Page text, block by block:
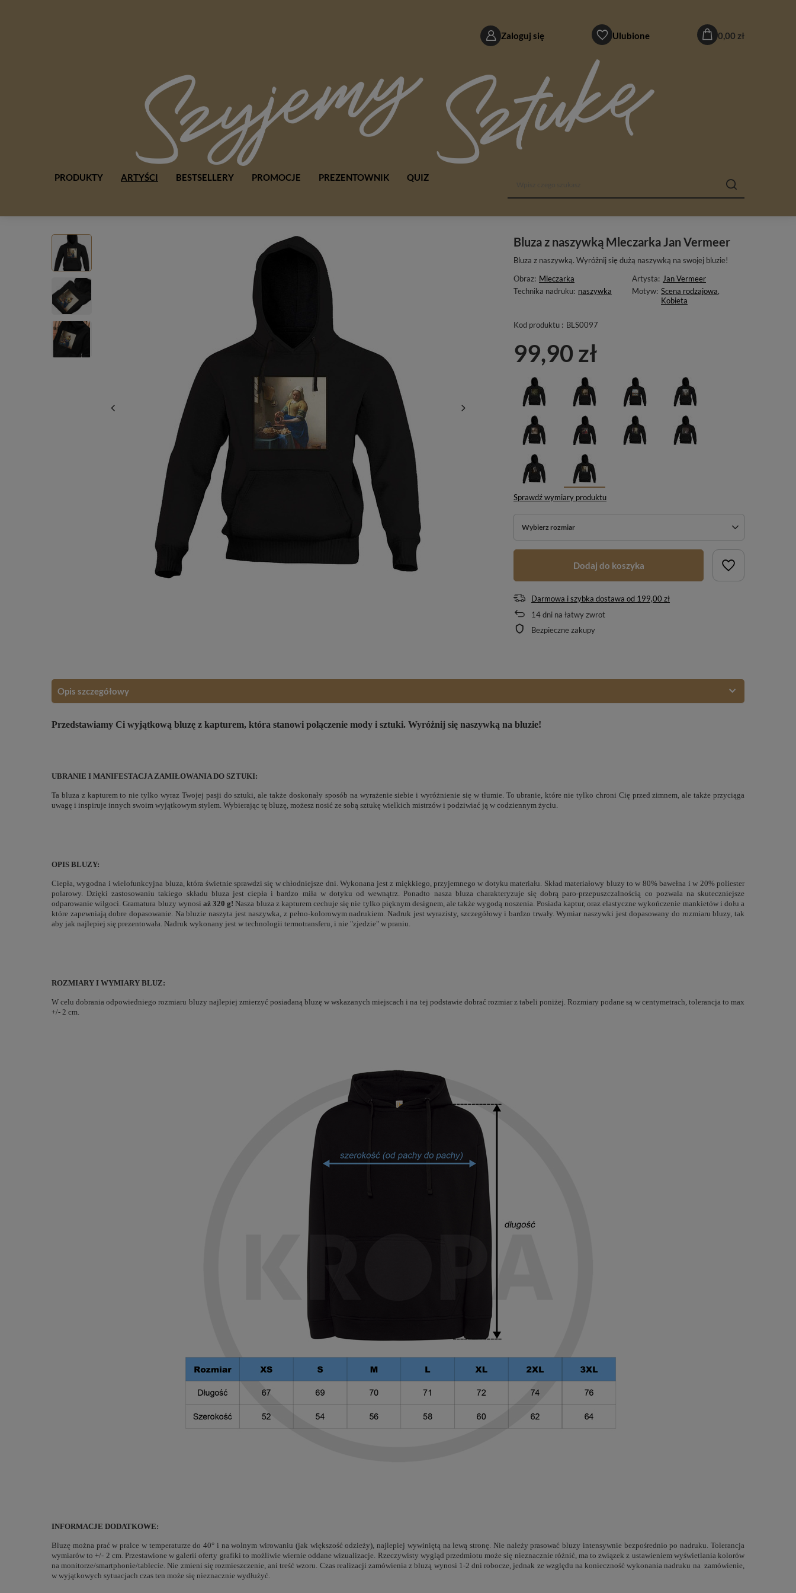
Zaloguj się Ulubione 0,00 zł
PRODUKTY ARTYŚCI BESTSELLERY PROMOCJE PREZENTOWNIK QUIZ
Bluza z naszywką Mleczarka Jan Vermeer
Bluza z naszywką. Wyróżnij się dużą naszywką na swojej bluzie!
Obraz: Mleczarka Artysta: Jan Vermeer
Technika nadruku: naszywka Motyw: Scena rodzajowa,
Kobieta
Kod produktu : BLS0097
99,90 zł
Sprawdź wymiary produktu
Wybierz rozmiar
Dodaj do koszyka
Darmowa i szybka dostawa od 199,00 zł
14dni na łatwy zwrot
Bezpieczne zakupy
Opis szczegółowy
Przedstawiamy Ci wyjątkową bluzę z kapturem, która stanowi połączenie mody i sztuki. Wyróżnij się naszywką na bluzie!
UBRANIE I MANIFESTACJA ZAMIŁOWANIA DO SZTUKI:
Ta bluza z kapturem to nie tylko wyraz Twojej pasji do sztuki, ale także doskonały sposób na wyrażenie siebie i wyróżnienie się w tłumie. To ubranie, które nie tylko chroni Cię przed zimnem, ale także przyciąga
uwagę i inspiruje innych swoim wyjątkowym stylem. Wybierając tę bluzę, możesz nosić ze sobą sztukę wielkich mistrzów i podziwiać ją w codziennym życiu.
OPIS BLUZY:
Ciepła, wygodna i wielofunkcyjna bluza, która świetnie sprawdzi się w chłodniejsze dni. Wykonana jest z miękkiego, przyjemnego w dotyku materiału. Skład materiałowy bluzy to w 80% bawełna i w 20% poliester
polarowy. Dzięki zastosowaniu takiego składu bluza jest ciepła i bardzo miła w dotyku od wewnątrz. Ponadto nasza bluza charakteryzuje się dobrą paro-przepuszczalnością co pozwala na skuteczniejsze
odparowanie wilgoci. Gramatura bluzy wynosi aż 320 g!Nasza bluza z kapturem cechuje się nie tylko pięknym designem, ale także wygodą noszenia. Posiada kaptur, oraz elastyczne wykończenie mankietów i dołu a
które zapewniają dobre dopasowanie. Na bluzie naszyta jest naszywka, z pełno-kolorowym nadrukiem. Nadruk jest wyrazisty, szczegółowy i bardzo trwały. Wymiar naszywki jest dopasowany do rozmiaru bluzy, tak
aby jak najlepiej się prezentowała. Nadruk wykonany jest w technologii termotransferu, i nie "zjedzie" w praniu.
ROZMIARY I WYMIARY BLUZ:
W celu dobrania odpowiedniego rozmiaru bluzy najlepiej zmierzyć posiadaną bluzę w wskazanych miejscach i na tej podstawie dobrać rozmiar z tabeli poniżej. Rozmiary podane są w centymetrach, tolerancja to max
+/- 2 cm.
INFORMACJE DODATKOWE:
Bluzę można prać w pralce w temperaturze do 40° i na wolnym wirowaniu (jak większość odzieży), najlepiej wywiniętą na lewą stronę. Nie należy prasować bluzy intensywnie bezpośrednio po nadruku. Tolerancja
wymiarów to +/- 2 cm. Przestawione w galerii oferty grafiki to możliwie wiernie oddane wizualizacje. Rzeczywisty wygląd przedmiotu może się nieznacznie różnić, ma to związek z ustawieniem wyświetlania kolorów
na monitorze/smartphonie/tablecie. Nie zmieni się rozmieszczenie, ani treść wzoru. Czas realizacji zamówienia z bluzą wynosi 1-2 dni robocze, jednak ze względu na konieczność wykonania nadruku na zamówienie,
w wyjątkowych sytuacjach czas ten może się nieznacznie wydłużyć.